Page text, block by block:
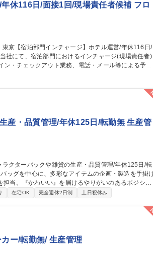
休116日/面接1回/現場責任者候補 フロ
スト対応業務 ■スタッフへの指示・育成、オペレーシ
産・品質管理/年休125日/転勤無 生産管
当。『かわいい』を届けるやりがいのあるポジショ
ンプルの品質確認や検査の手配、ライセンス元様との
拓などがございます。 募集職種 【生産管
/転勤無
在宅OK 完全週休2日制 土日祝休み
ー/転勤無/ 生産管理